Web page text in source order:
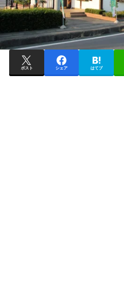
ポスト シェア はてブ